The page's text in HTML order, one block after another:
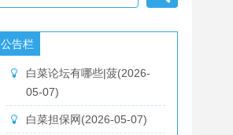
公告栏
白菜论坛有哪些|菠(2026-
05-07)
白菜担保网(2026-05-07)